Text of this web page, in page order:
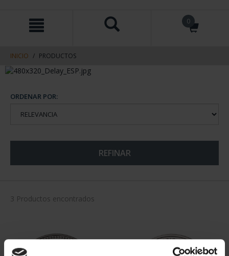
contenido
navegacin
0
INICIO PRODUCTOS
ORDENAR POR:
REFINAR
3 Productos encontrados